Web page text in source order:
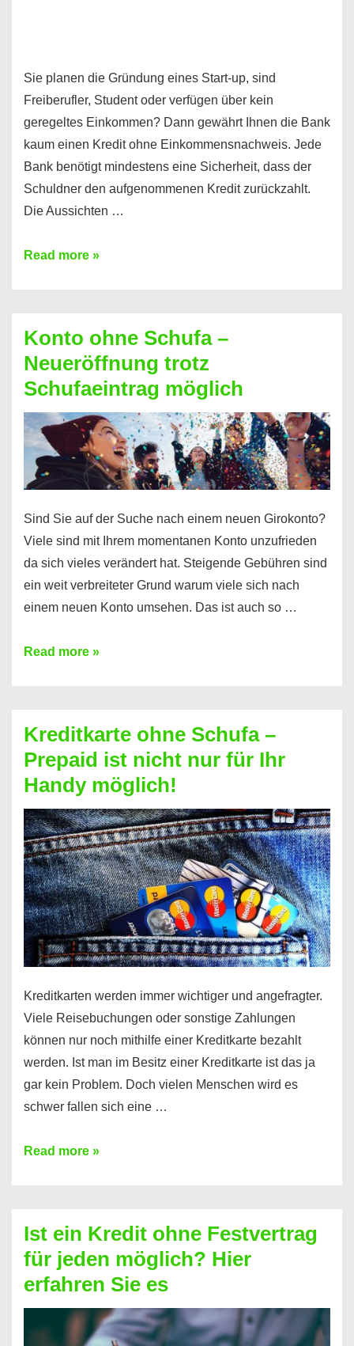
Sie planen die Gründung eines Start-up, sind
Freiberufler, Student oder verfügen über kein
geregeltes Einkommen? Dann gewährt Ihnen die Bank
kaum einen Kredit ohne Einkommensnachweis. Jede
Bank benötigt mindestens eine Sicherheit, dass der
Schuldner den aufgenommenen Kredit zurückzahlt.
Die Aussichten …
Mit
Sie
einen
Kredit
ohne
Einkommensnachweis
Read more »
Konto ohne Schufa –
Neueröffnung trotz
Schufaeintrag möglich
Sind Sie auf der Suche nach einem neuen Girokonto?
Viele sind mit Ihrem momentanen Konto unzufrieden
da sich vieles verändert hat. Steigende Gebühren sind
ein weit verbreiteter Grund warum viele sich nach
einem neuen Konto umsehen. Das ist auch so …
Konto
Neueröffnung
trotz
Schufaeintrag
möglich
Read more »
Kreditkarte ohne Schufa –
Prepaid ist nicht nur für Ihr
Handy möglich!
Kreditkarten werden immer wichtiger und angefragter.
Viele Reisebuchungen oder sonstige Zahlungen
können nur noch mithilfe einer Kreditkarte bezahlt
werden. Ist man im Besitz einer Kreditkarte ist das ja
gar kein Problem. Doch vielen Menschen wird es
schwer fallen sich eine …
Kreditkarte
Prepaid
ist
nicht
nur
für
Read more »
Ist ein Kredit ohne Festvertrag
für jeden möglich? Hier
erfahren Sie es